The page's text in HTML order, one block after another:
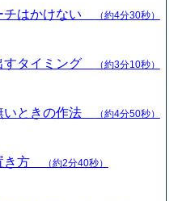
チはかけない （約4分30秒）
すタイミング （約3分10秒）
いときの作法 （約4分50秒）
き方 （約2分40秒）